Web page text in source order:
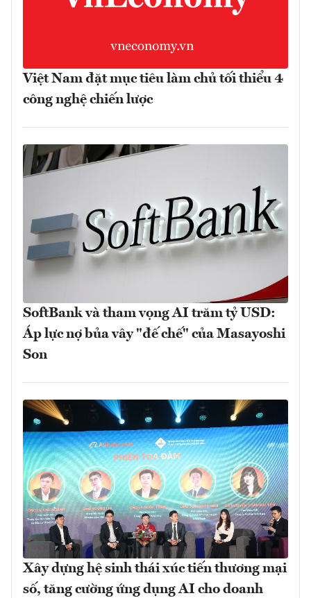
Việt Nam đặt mục tiêu làm chủ tối thiểu 4
công nghệ chiến lược
SoftBank và tham vọng AI trăm tỷ USD:
Áp lực nợ bủa vây "đế chế" của Masayoshi
Son
Xây dựng hệ sinh thái xúc tiến thương mại
số, tăng cường ứng dụng AI cho doanh